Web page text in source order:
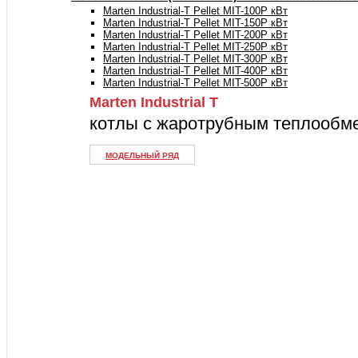
Marten Industrial-T Pellet MIT-100P кВт
Marten Industrial-T Pellet MIT-150P кВт
Marten Industrial-T Pellet MIT-200P кВт
Marten Industrial-T Pellet MIT-250P кВт
Marten Industrial-T Pellet MIT-300P кВт
Marten Industrial-T Pellet MIT-400P кВт
Marten Industrial-T Pellet MIT-500P кВт
Marten Industrial Т
котлы с жаротрубным
МОДЕЛЬНЫЙ РЯД